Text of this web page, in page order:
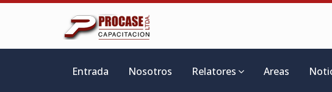
Entrada Nosotros Relatores Areas